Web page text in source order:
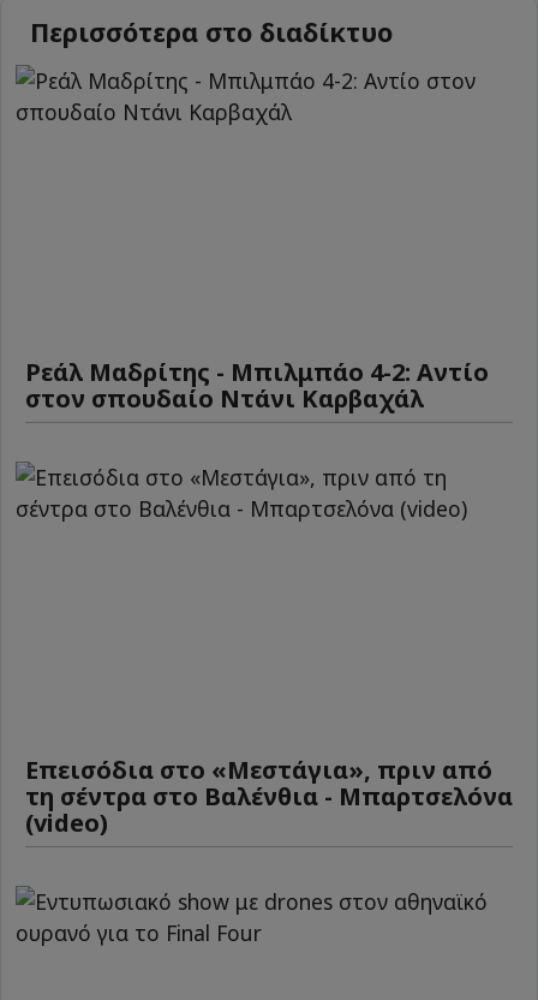
Περισσότερα στο διαδίκτυο
Ρεάλ Μαδρίτης - Μπιλμπάο 4-2: Αντίο
στον σπουδαίο Ντάνι Καρβαχάλ
Επεισόδια στο «Μεστάγια», πριν από
τη σέντρα στο Βαλένθια - Μπαρτσελόνα
(video)